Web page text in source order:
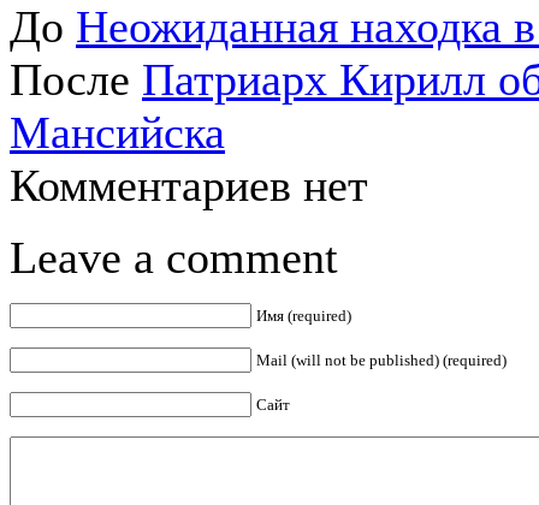
До Неожиданная находка
После Патриарх Кирилл
Мансийска
Комментариев нет
Leave a comment
Имя (required)
Mail (will not be published) (required)
Сайт